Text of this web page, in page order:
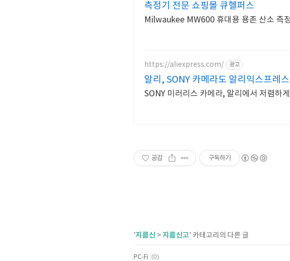
측정기 전문 쇼핑몰 큐헬퍼스
Milwaukee MW600 휴대용 용존
https://aliexpress.com/ 광고
알리, SONY 카메라도 알리익스프레스
SONY 미러리스 카메라, 알리에서 저렴하
공감 구독하기
'지름신 >지름신고' 카테고리의 다른 글
PC-Fi (0)